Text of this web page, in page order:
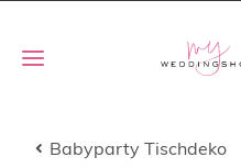
Babyparty Tischdeko